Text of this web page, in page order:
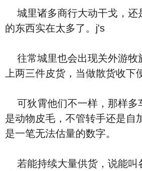
城里诸多商行大动干戈，还
的东西实在太多了。j's
往常城里也会出现关外游牧
上两三件皮货，当做散货收下
可狄霄他们不一样，那样多
是动物皮毛，不管转手还是自
是一笔无法估量的数字。
若能持续大量供货，说能叫